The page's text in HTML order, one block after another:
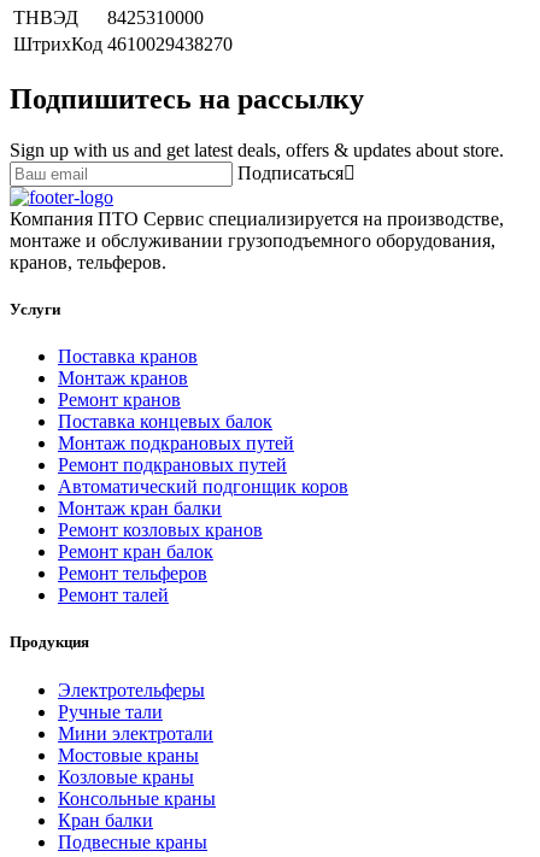
ТНВЭД
8425310000
ШтрихКод 4610029438270
Подпишитесь на рассылку
Sign up with us and get latest deals, offers & updates about store.
Подписаться
Компания ПТО Сервис специализируется на производстве,
монтаже и обслуживании грузоподъемного оборудования,
кранов, тельферов.
Услуги
Поставка кранов
Монтаж кранов
Ремонт кранов
Поставка концевых балок
Монтаж подкрановых путей
Ремонт подкрановых путей
Автоматический подгонщик коров
Монтаж кран балки
Ремонт козловых кранов
Ремонт кран балок
Ремонт тельферов
Ремонт талей
Продукция
Электротельферы
Ручные тали
Мини электротали
Мостовые краны
Козловые краны
Консольные краны
Кран балки
Подвесные краны